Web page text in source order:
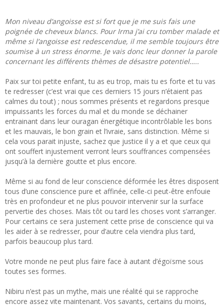
Mon niveau d’angoisse est si fort que je me suis fais une
poignée de cheveux blancs. Pour Irma j’ai cru tomber malade et
même si l’angoisse est redescendue, il me semble toujours être
soumise à un stress énorme. Je vais donc leur donner la parole
concernant les différents thèmes de désastre potentiel…..
Paix sur toi petite enfant, tu as eu trop, mais tu es forte et tu vas
te redresser (c’est vrai que ces derniers 15 jours n’étaient pas
calmes du tout) ; nous sommes présents et regardons presque
impuissants les forces du mal et du monde se déchainer
entrainant dans leur ouragan énergétique incontrôlable les bons
et les mauvais, le bon grain et l’ivraie, sans distinction. Même si
cela vous parait injuste, sachez que justice il y a et que ceux qui
ont souffert injustement verront leurs souffrances compensées
jusqu’à la dernière goutte et plus encore.
Même si au fond de leur conscience déformée les êtres disposent
tous d’une conscience pure et affinée, celle-ci peut-être enfouie
très en profondeur et ne plus pouvoir intervenir sur la surface
pervertie des choses. Mais tôt ou tard les choses vont s’arranger.
Pour certains ce sera justement cette prise de conscience qui va
les aider à se redresser, pour d’autre cela viendra plus tard,
parfois beaucoup plus tard.
Votre monde ne peut plus faire face à autant d’égoïsme sous
toutes ses formes.
Nibiru n’est pas un mythe, mais une réalité qui se rapproche
encore assez vite maintenant. Vos savants, certains du moins,